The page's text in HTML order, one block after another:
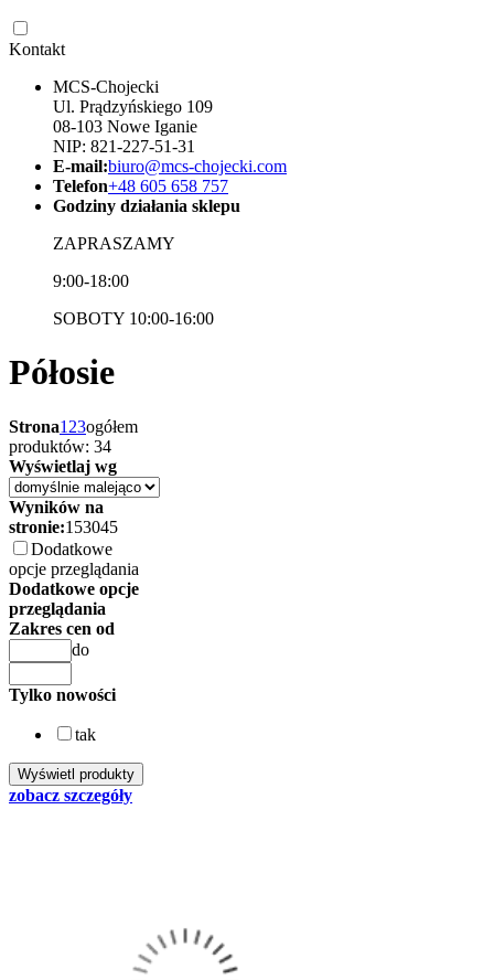
Kontakt
MCS-Chojecki
Ul. Prądzyńskiego 109
08-103 Nowe Iganie
NIP: 821-227-51-31
E-mail:biuro@mcs-chojecki.com
Telefon+48 605 658 757
Godziny działania sklepu
ZAPRASZAMY
9:00-18:00
SOBOTY 10:00-16:00
Półosie
Strona1 23ogółem
produktów: 34
Wyświetlaj wg
Wyników na
stronie:153045
Dodatkowe
opcje przeglądania
Dodatkowe opcje
przeglądania
Zakres cen od
do
Tylko nowości
tak
zobacz szczegóły